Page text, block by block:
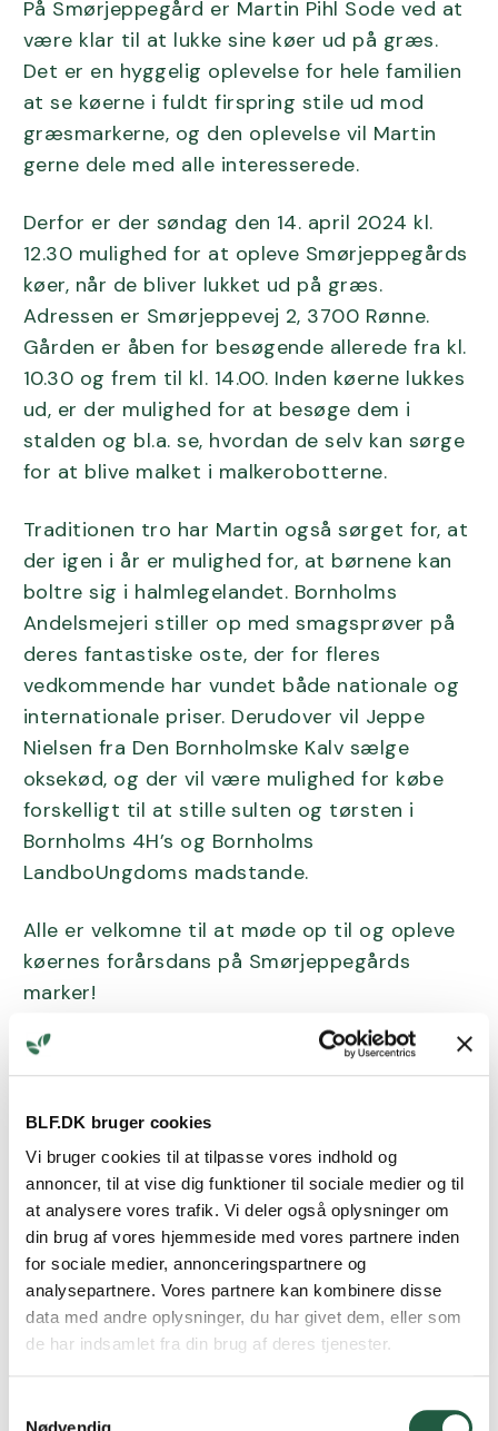
BLF.DK bruger cookies
Vi bruger cookies til at tilpasse vores indhold og
annoncer, til at vise dig funktioner til sociale medier og til
at analysere vores trafik. Vi deler også oplysninger om
din brug af vores hjemmeside med vores partnere inden
for sociale medier, annonceringspartnere og
analysepartnere. Vores partnere kan kombinere disse
data med andre oplysninger, du har givet dem, eller som
de har indsamlet fra din brug af deres tjenester.
Nødvendig
På Smørjeppegård er Martin Pihl Sode ved at
være klar til at lukke sine køer ud på græs.
Det er en hyggelig oplevelse for hele familien
at se køerne i fuldt firspring stile ud mod
græsmarkerne, og den oplevelse vil Martin
gerne dele med alle interesserede.
Derfor er der søndag den 14. april 2024 kl.
12.30 mulighed for at opleve Smørjeppegårds
køer, når de bliver lukket ud på græs.
Adressen er Smørjeppevej 2, 3700 Rønne.
Gården er åben for besøgende allerede fra kl.
10.30 og frem til kl. 14.00. Inden køerne lukkes
ud, er der mulighed for at besøge dem i
stalden og bl.a. se, hvordan de selv kan sørge
for at blive malket i malkerobotterne.
Traditionen tro har Martin også sørget for, at
der igen i år er mulighed for, at børnene kan
boltre sig i halmlegelandet. Bornholms
Andelsmejeri stiller op med smagsprøver på
deres fantastiske oste, der for fleres
vedkommende har vundet både nationale og
internationale priser. Derudover vil Jeppe
Nielsen fra Den Bornholmske Kalv sælge
oksekød, og der vil være mulighed for købe
forskelligt til at stille sulten og tørsten i
Bornholms 4H’s og Bornholms
LandboUngdoms madstande.
Alle er velkomne til at møde op til og opleve
køernes forårsdans på Smørjeppegårds
marker!